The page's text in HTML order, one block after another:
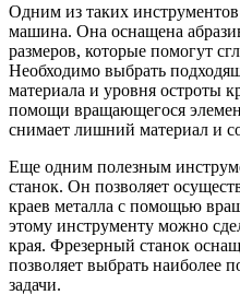
Одним из таких
машина. Она оснащена
размеров, которые помогут
Необходимо выбрать
материала и уровня остроты
помощи вращающегося
снимает лишний материал и
Еще одним полезным
станок. Он позволяет
краев металла с помощью
этому инструменту можно
края. Фрезерный станок
позволяет выбрать наиболее
задачи.